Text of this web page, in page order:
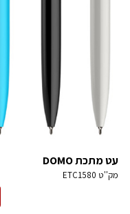
עט מתכת DOMO
מק''ט ETC1580